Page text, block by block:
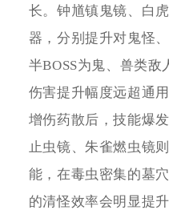
长。钟馗镇鬼镜、白
器，分别提升对鬼怪
半BOSS为鬼、兽类
伤害提升幅度远超通
增伤药散后，技能爆
止虫镜、朱雀燃虫镜
能，在毒虫密集的墓
的清怪效率会明显提